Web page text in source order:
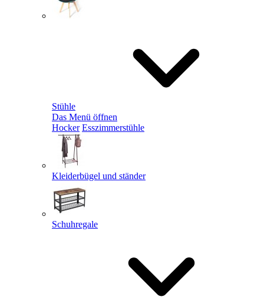
Stühle
Das Menü öffnen
Hocker Esszimmerstühle
Kleiderbügel und ständer
Schuhregale